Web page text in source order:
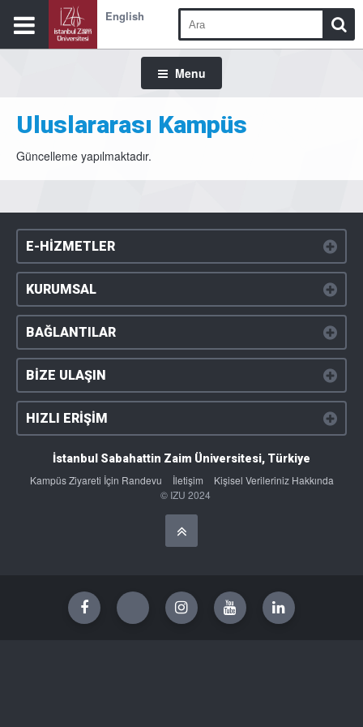
English
Menu
Uluslararası Kampüs
Güncelleme yapılmaktadır.
E-HİZMETLER
KURUMSAL
BAĞLANTILAR
BİZE ULAŞIN
HIZLI ERİŞİM
İstanbul Sabahattin Zaim Üniversitesi, Türkiye
Kampüs Ziyareti İçin Randevu İletişim
Kişisel Verileriniz Hakkında
© IZU 2024
Başa Dön